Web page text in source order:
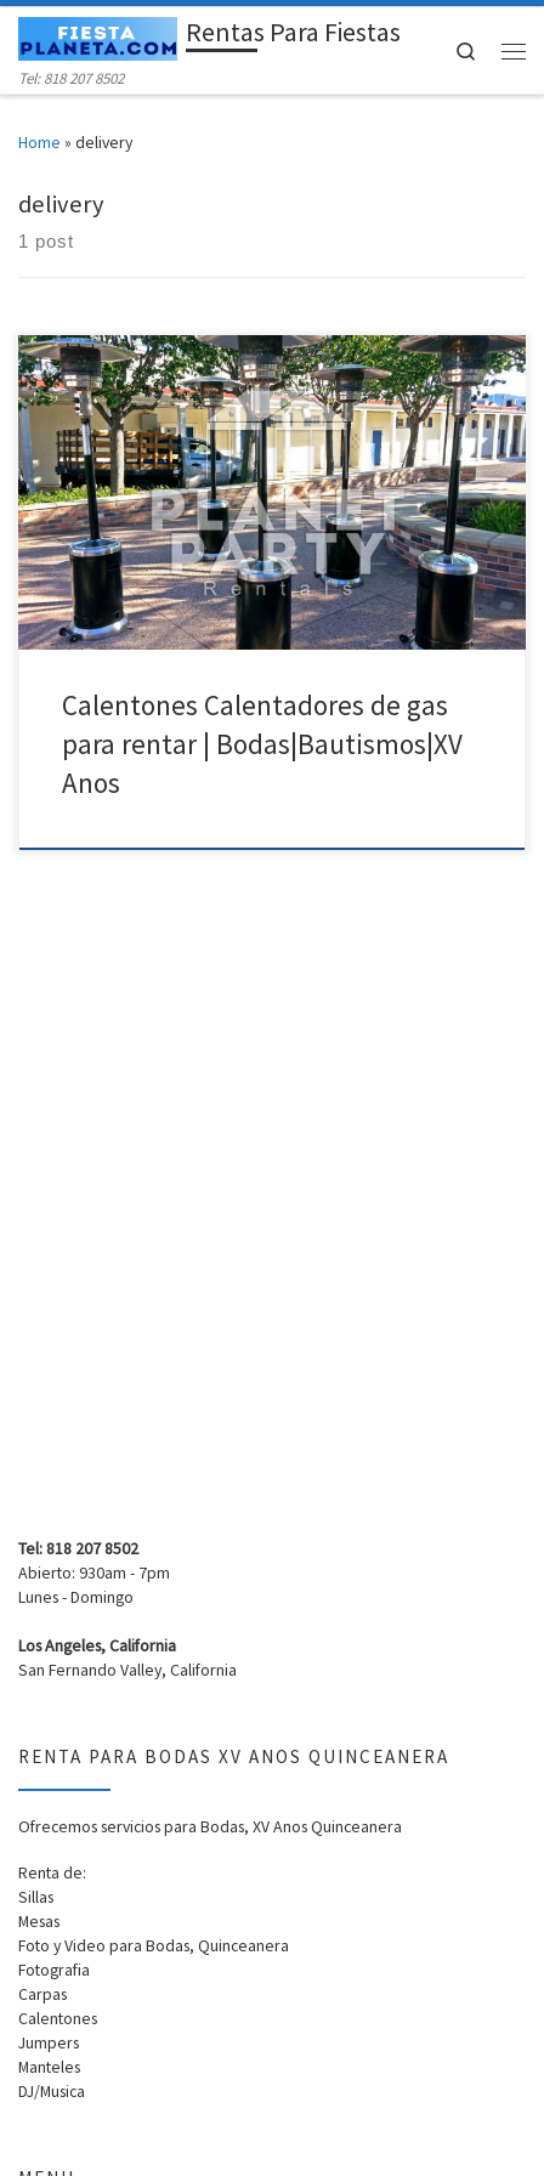
Skip to content Rentas Para Fiestas
Tel: 818 207 8502
Search
Home » delivery
delivery
1 post
Planet Party Rentals 818 458 5314 Calentones Precio de Renta
Calenton con un Tanque de Gas Propano $70.00 Calentones / Heater
para su Fiesta
Calentones Calentadores de gas
para rentar | Bodas|Bautismos|XV
Anos
Tel: 818 207 8502
Abierto: 930am - 7pm
Lunes - Domingo
Los Angeles, California
San Fernando Valley, California
RENTA PARA BODAS XV ANOS QUINCEANERA
Ofrecemos servicios para Bodas, XV Anos Quinceanera
Renta de:
Sillas
Mesas
Foto y Video para Bodas, Quinceanera
Fotografia
Carpas
Calentones
Jumpers
Manteles
DJ/Musica